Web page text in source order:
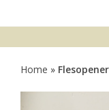
Home » Flesopener